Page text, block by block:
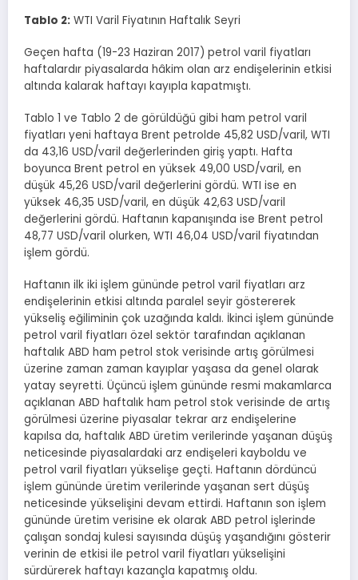
Tablo 2: WTI Varil Fiyatının Haftalık Seyri
Geçen hafta (19-23 Haziran 2017) petrol varil fiyatları
haftalardır piyasalarda hâkim olan arz endişelerinin etkisi
altında kalarak haftayı kayıpla kapatmıştı.
Tablo 1 ve Tablo 2 de görüldüğü gibi ham petrol varil
fiyatları yeni haftaya Brent petrolde 45,82 USD/varil, WTI
da 43,16 USD/varil değerlerinden giriş yaptı. Hafta
boyunca Brent petrol en yüksek 49,00 USD/varil, en
düşük 45,26 USD/varil değerlerini gördü. WTI ise en
yüksek 46,35 USD/varil, en düşük 42,63 USD/varil
değerlerini gördü. Haftanın kapanışında ise Brent petrol
48,77 USD/varil olurken, WTI 46,04 USD/varil fiyatından
işlem gördü.
Haftanın ilk iki işlem gününde petrol varil fiyatları arz
endişelerinin etkisi altında paralel seyir göstererek
yükseliş eğiliminin çok uzağında kaldı. İkinci işlem gününde
petrol varil fiyatları özel sektör tarafından açıklanan
haftalık ABD ham petrol stok verisinde artış görülmesi
üzerine zaman zaman kayıplar yaşasa da genel olarak
yatay seyretti. Üçüncü işlem gününde resmi makamlarca
açıklanan ABD haftalık ham petrol stok verisinde de artış
görülmesi üzerine piyasalar tekrar arz endişelerine
kapılsa da, haftalık ABD üretim verilerinde yaşanan düşüş
neticesinde piyasalardaki arz endişeleri kayboldu ve
petrol varil fiyatları yükselişe geçti. Haftanın dördüncü
işlem gününde üretim verilerinde yaşanan sert düşüş
neticesinde yükselişini devam ettirdi. Haftanın son işlem
gününde üretim verisine ek olarak ABD petrol işlerinde
çalışan sondaj kulesi sayısında düşüş yaşandığını gösterir
verinin de etkisi ile petrol varil fiyatları yükselişini
sürdürerek haftayı kazançla kapatmış oldu.